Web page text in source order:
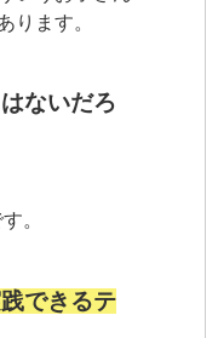
ります。
ないだろ
。
できるテ